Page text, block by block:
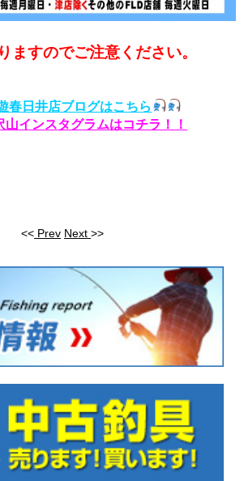
ますのでご注意ください。
春日井店ブログはこちら
インスタグラムはコチラ！！
<< Prev Next >>